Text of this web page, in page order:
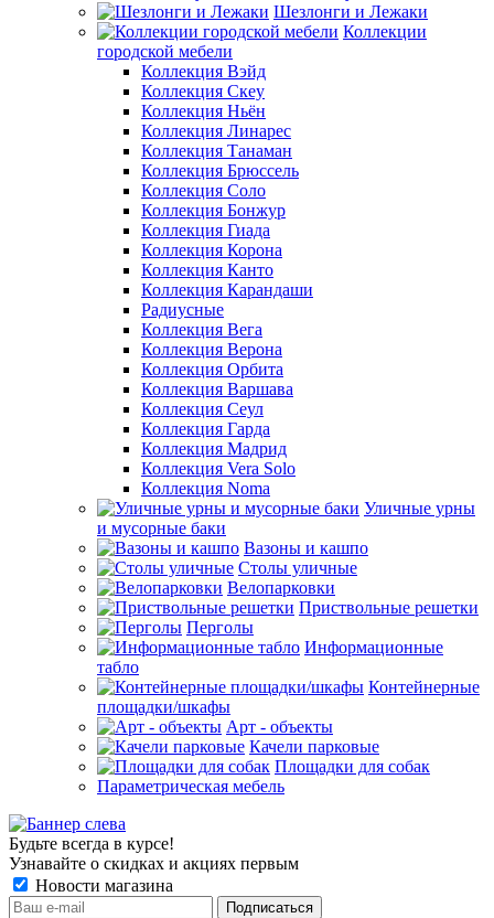
Шезлонги и Лежаки
Коллекции
городской мебели
Коллекция Вэйд
Коллекция Скеу
Коллекция Ньён
Коллекция Линарес
Коллекция Танаман
Коллекция Брюссель
Коллекция Соло
Коллекция Бонжур
Коллекция Гиада
Коллекция Корона
Коллекция Канто
Коллекция Карандаши
Радиусные
Коллекция Вега
Коллекция Верона
Коллекция Орбита
Коллекция Варшава
Коллекция Сеул
Коллекция Гарда
Коллекция Мадрид
Коллекция Vera Solo
Коллекция Noma
Уличные урны
и мусорные баки
Вазоны и кашпо
Столы уличные
Велопарковки
Приствольные решетки
Перголы
Информационные
табло
Контейнерные
площадки/шкафы
Арт - объекты
Качели парковые
Площадки для собак
Параметрическая мебель
Будьте всегда в курсе!
Узнавайте о скидках и акциях первым
Новости магазина